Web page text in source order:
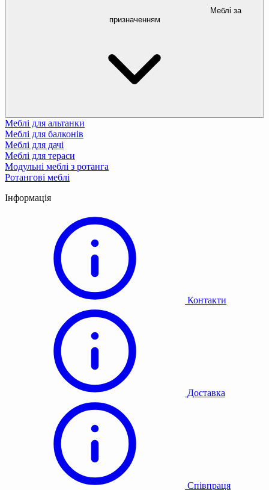
Меблі за
призначенням
Меблі для альтанки
Меблі для балконів
Меблі для дачі
Меблі для тераси
Модульні меблі з ротанга
Ротангові меблі
Інформація
Контакти
Доставка
Співпраця